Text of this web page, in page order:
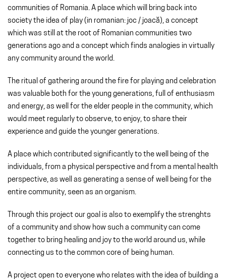
communities of Romania. A place which will bring back into
society the idea of play (in romanian: joc / joacă), a concept
which was still at the root of Romanian communities two
generations ago and a concept which finds analogies in virtually
any community around the world.
The ritual of gathering around the fire for playing and celebration
was valuable both for the young generations, full of enthusiasm
and energy, as well for the elder people in the community, which
would meet regularly to observe, to enjoy, to share their
experience and guide the younger generations.
A place which contributed significantly to the well being of the
individuals, from a physical perspective and from a mental health
perspective, as well as generating a sense of well being for the
entire community, seen as an organism.
Through this project our goal is also to exemplify the strenghts
of a community and show how such a community can come
together to bring healing and joy to the world around us, while
connecting us to the common core of being human.
A project open to everyone who relates with the idea of building a